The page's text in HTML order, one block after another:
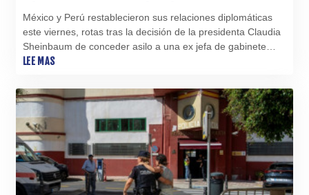
103223.017367
LKR 386.635196
LRD 208.057415
LVL 0.699335
LYD 7.331909
MAD 10.743067
MDL 20.044751
MGA
4918.938878
MKD 61.524236
México y Perú restablecieron sus relaciones diplomáticas
este viernes, rotas tras la decisión de la presidenta Claudia
Sheinbaum de conceder asilo a una ex jefa de gabinete
condenada por conspiración.
LEE MAS